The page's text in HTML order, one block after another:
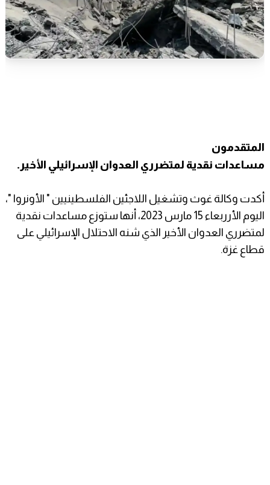
المتقدمون
مساعدات نقدية لمتضرري العدوان الإسرائيلي الأخير.
أكدت وكالة غوث وتشغيل اللاجئين الفلسطينيين " الأونروا "،
اليوم الأرربعاء 15 مارس 2023، أنها ستوزع مساعدات نقدية
لمتضرري العدوان الأخير الذي شنه الاحتلال الإسرائيلي على
قطاع غزة.